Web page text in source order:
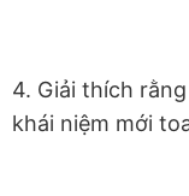
4. Giải thích
khái niệm mới